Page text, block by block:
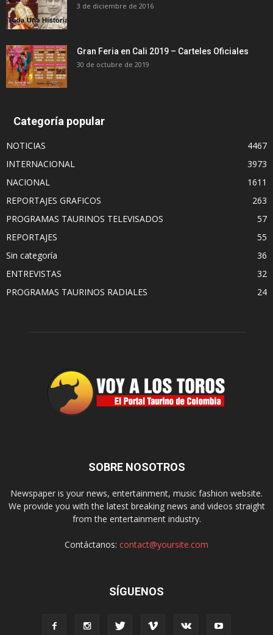
3 de diciembre de 2016
Gran Feria en Cali 2019 – Carteles Oficiales
30 de octubre de 2019
Categoría popular
NOTICIAS
4467
INTERNACIONAL
3973
NACIONAL
1611
REPORTAJES GRAFICOS
263
PROGRAMAS TAURINOS TELEVISADOS
57
REPORTAJES
55
Sin categoría
36
ENTREVISTAS
32
PROGRAMAS TAURINOS RADIALES
24
SOBRE NOSOTROS
Newspaper is your news, entertainment, music fashion website.
We provide you with the latest breaking news and videos straight
from the entertainment industry.
Contáctanos: contact@yoursite.com
SÍGUENOS